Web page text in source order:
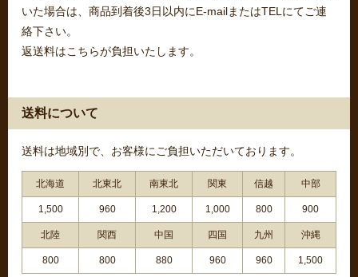
いた場合は、商品到着後3日以内にE-mailまたはTELにてご連
絡下さい。
返送料はこちらが負担いたします。
送料について
送料は地域別で、お客様にご負担いただいております。
北海道 北東北 南東北 関東 信越 中部
1,500 960 1,200 1,000 800 900
北陸 関西 中国 四国 九州 沖縄
800 800 880 960 960 1,500